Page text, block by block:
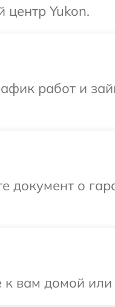
центр Yukon.
работ и
документ о
к вам домой